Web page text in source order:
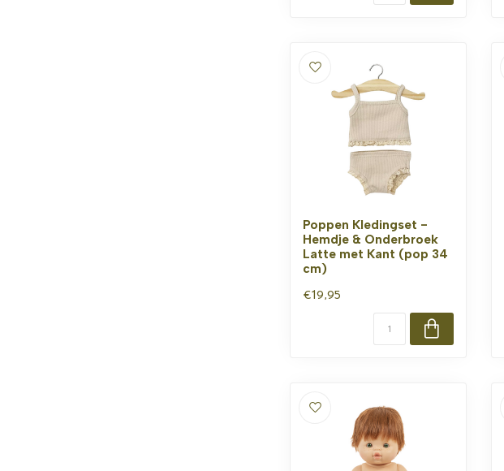
Poppen Kledingset -
Hemdje & Onderbroek
Latte met Kant (pop 34
cm)
€19,95